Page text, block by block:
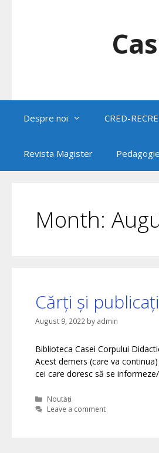
Despre noi CRED-
Revista Magister
Month:
Cărți și
August 9, 2022 by admin
Biblioteca Casei Corpului
Acest demers (care va
cei care doresc să se
Categories
Noutăți
Leave a comment